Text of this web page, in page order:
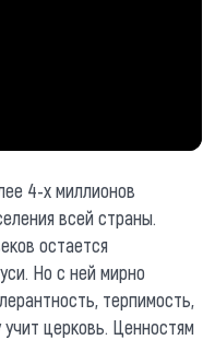
4-х миллионов
всей страны.
остается
Но с ней мирно
терпимость,
церковь. Ценностям